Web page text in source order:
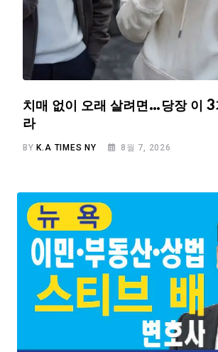
치매 없이 오래 살려면…당장 이 3
라
BYK.A TIMES NY 8월 7, 2026